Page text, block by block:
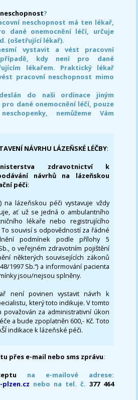
?
neschopnost má ten lékař,
dané onemocnění léčí, určuje
(ošetřující lékař).
vystavit a vést pracovní
kdy není pro dané
lékařem. Praktický lékař
pracovní neschopnost mimo
do naši ordinace jiným
dané onemocnění léčí, pouze
nemůžeme Vám
NÁVRHU LÁZEŇSKÉ LÉČBY:
zdravotnictví k
návrhů na lázeňskou
péči:
na lázeňskou péči vystavuje vždy
ať už se jedná o ambulantního
lékaře nebo registrujícího
souvisí s odpovědností za řádné
podmínek podle přílohy 5
o veřejném zdravotním pojištění
některých souvisejících zákonů
1997 Sb.“) a informování pacienta
jsou/nejsou splněny.
není povinen vystavit návrh k
který toto indikuje. V tomto
za administrativní úkon
a bude zpoplatněn 600,- Kč. Toto
indikace k lázeňské péči.
přes e-mail nebo sms zprávu:
na e-mailové adrese:
nebo na tel. č. 377 464